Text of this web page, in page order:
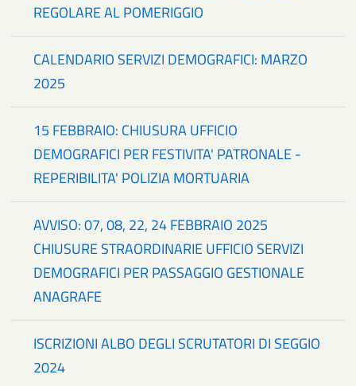
REGOLARE AL POMERIGGIO
CALENDARIO SERVIZI DEMOGRAFICI: MARZO
2025
15 FEBBRAIO: CHIUSURA UFFICIO
DEMOGRAFICI PER FESTIVITA' PATRONALE -
REPERIBILITA' POLIZIA MORTUARIA
AVVISO: 07, 08, 22, 24 FEBBRAIO 2025
CHIUSURE STRAORDINARIE UFFICIO SERVIZI
DEMOGRAFICI PER PASSAGGIO GESTIONALE
ANAGRAFE
ISCRIZIONI ALBO DEGLI SCRUTATORI DI SEGGIO
2024